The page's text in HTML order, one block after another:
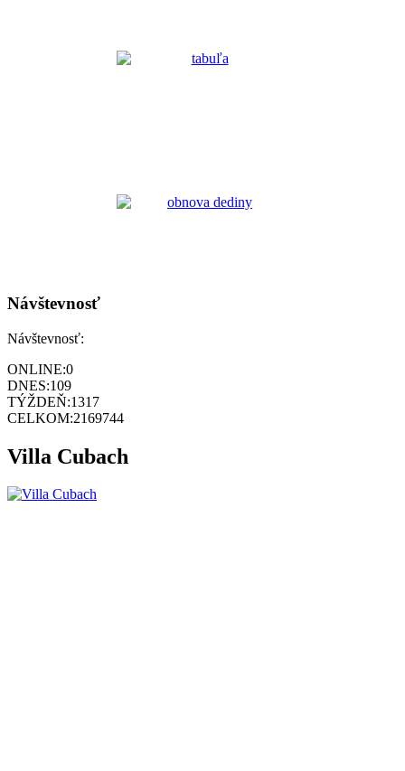
Návštevnosť
Návštevnosť:
ONLINE:0
DNES:109
TÝŽDEŇ:1317
CELKOM:2169744
Villa Cubach